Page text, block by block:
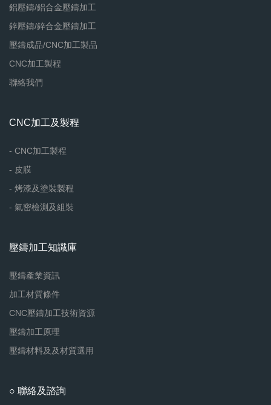
鋁壓鑄/鋁合金壓鑄加工
鋅壓鑄/鋅合金壓鑄加工
壓鑄成品/CNC加工製品
CNC加工製程
聯絡我們
CNC加工及製程
- CNC加工製程
- 皮膜
- 烤漆及塗裝製程
- 氣密檢測及組裝
壓鑄加工知識庫
壓鑄產業資訊
加工材質條件
CNC壓鑄加工技術資源
壓鑄加工原理
壓鑄材料及及材質選用
○ 聯絡及諮詢